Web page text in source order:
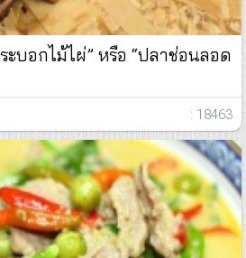
บอกไม้ไผ่” หรือ “ปลาช่อนลอด
: 18463